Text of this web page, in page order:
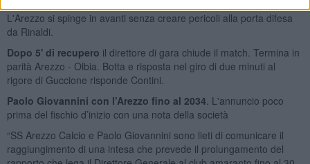
L'Arezzo si spinge in avanti senza creare pericoli alla porta difesa
da Rinaldi.
Dopo 5' di recupero il direttore di gara chiude il match. Termina in
parità Arezzo - Olbia. Botta e risposta nel giro di due minuti al
rigore di Guccione risponde Contini.
Paolo Giovannini con l’Arezzo fino al 2034 . L'annuncio poco
prima del fischio d’inizio con una nota della società
“SS Arezzo Calcio e Paolo Giovannini sono lieti di comunicare il
raggiungimento di una intesa che prevede il prolungamento del